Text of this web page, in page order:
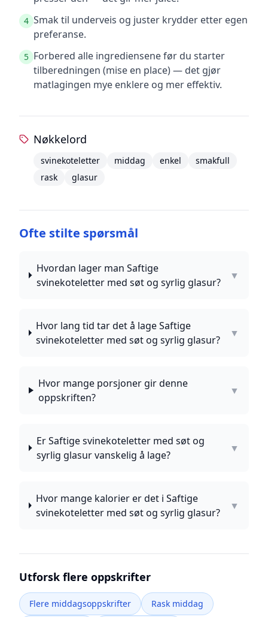
4 Smak til underveis og juster krydder etter egen
preferanse.
5 Forbered alle ingrediensene før du starter
tilberedningen (mise en place) — det gjør
matlagingen mye enklere og mer effektiv.
Nøkkelord
svinekoteletter middag enkel
smakfull
rask
glasur
Ofte stilte spørsmål
Hvordan lager man Saftige
svinekoteletter med søt og syrlig glasur?
▼
Hvor lang tid tar det å lage Saftige
svinekoteletter med søt og syrlig glasur?
▼
Hvor mange porsjoner gir denne
oppskriften?
▼
Er Saftige svinekoteletter med søt og
syrlig glasur vanskelig å lage?
▼
Hvor mange kalorier er det i Saftige
svinekoteletter med søt og syrlig glasur?
▼
Utforsk flere oppskrifter
Flere middagsoppskrifter
Rask middag